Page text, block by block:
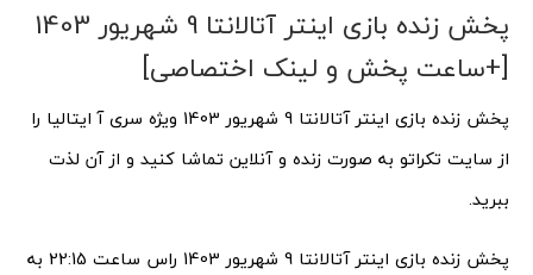
پخش زنده بازی اینتر آتالانتا 9 شهریور 1403
[+ساعت پخش و لینک اختصاصی]
پخش زنده بازی اینتر آتالانتا 9 شهریور 1403 ویژه سری آ ایتالیا را
از سایت تکراتو به صورت زنده و آنلاین تماشا کنید و از آن لذت
ببرید.
پخش زنده بازی اینتر آتالانتا 9 شهریور 1403 راس ساعت 22:15 به